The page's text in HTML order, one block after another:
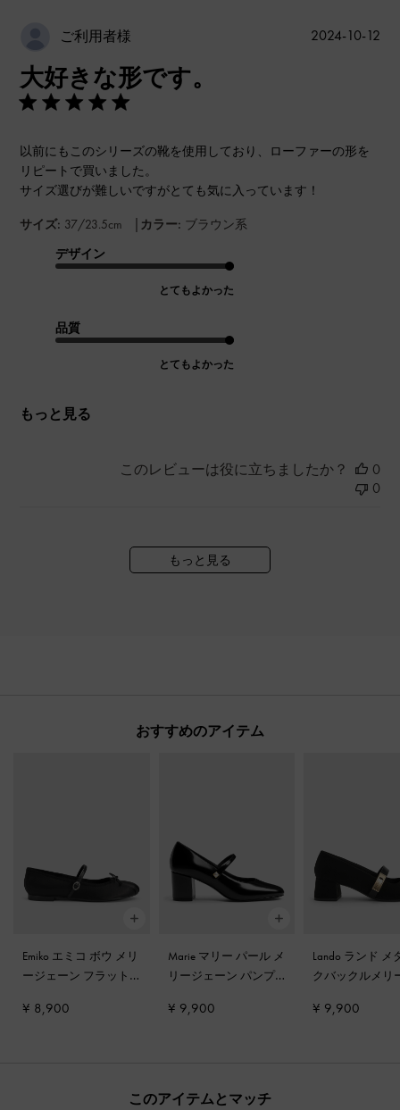
ご利用者様
大好きな形です。
以前にもこのシリーズの靴を使用しており、ローファーの形を
リピートで買いました。
サイズ選びが難しいですがとても気に入っています！
サイズ: 37/23.5cm | カラー: ブラウン系
デザイン
とてもよかった
品質
とてもよかった
もっと見る
公
2024-10-12
このレビューは役に立ちましたか？
0
0
もっと見る
おすすめのアイテム
Emiko エミコ ボウ メリ
ージェーン フラット-
¥ 8,900
Marie マリー パール メ
リージェーン パンプ
¥ 9,900
Lando ランド メ
クバックルメリ
ク2
¥ 9,900
このアイテムとマッチ